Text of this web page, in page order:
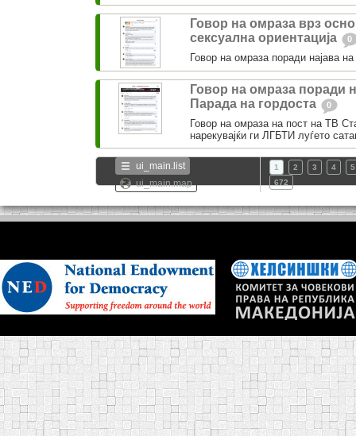
Говор на омраза врз
сексуална ориентација
0
Говор на омраза поради најава
Говор на омраза поради
Парада на гордоста
0
Говор на омраза на пост на ТВ
нарекувајќи ги ЛГБТИ луѓето
ui_main.list
ui_main.map
1 2 3 4
5
672